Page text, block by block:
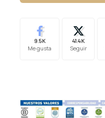
9.5K
Me gusta
41.4K
Seguir